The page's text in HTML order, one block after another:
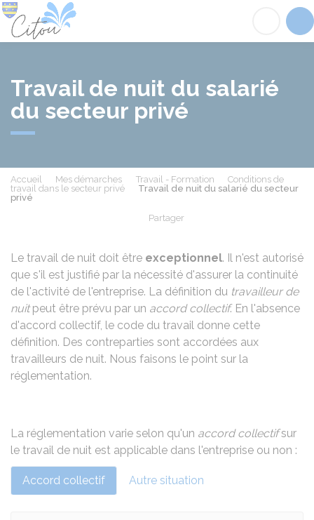
Travail de nuit du salarié
du secteur privé
Accueil Mes démarches Travail - Formation
Conditions de
travail dans le secteur privé
Travail de nuit du salarié du secteur
privé
Partager
Le travail de nuit doit être exceptionnel. Il n'est autorisé
que s'il est justifié par la nécessité d'assurer la continuité
de l'activité de l'entreprise. La définition du travailleur de
nuitpeut être prévu par un accord collectif. En l'absence
d'accord collectif, le code du travail donne cette
définition. Des contreparties sont accordées aux
travailleurs de nuit. Nous faisons le point sur la
réglementation.
La réglementation varie selon qu'un accord collectifsur
le travail de nuit est applicable dans l'entreprise ou non :
Accord collectif Autre situation